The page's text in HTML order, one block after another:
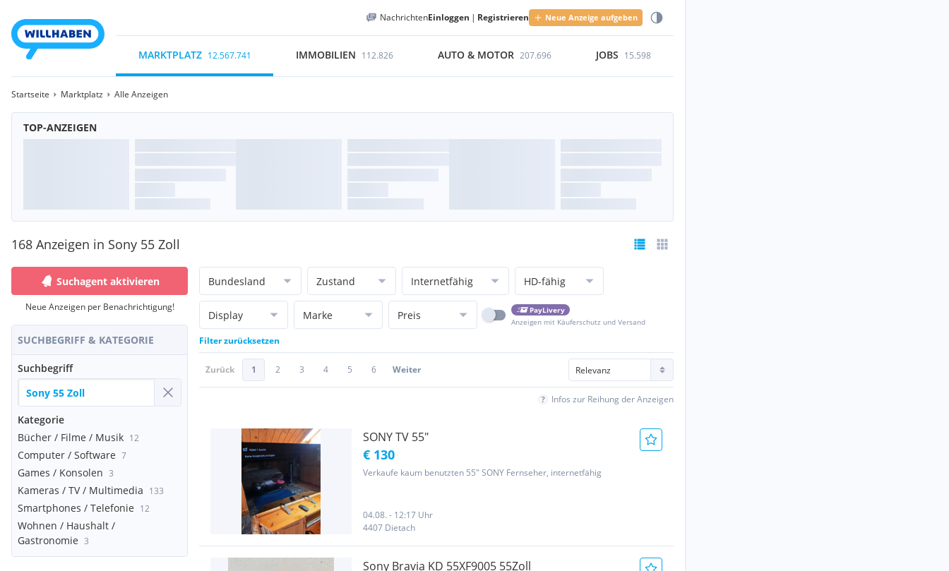
NachrichtenEinloggen | Registrieren Neue Anzeige aufgeben
MARKTPLATZ 12.567.741 IMMOBILIEN 112.826 AUTO & MOTOR 207.696 JOBS 15.598
Startseite Marktplatz Alle Anzeigen
TOP-ANZEIGEN
168 Anzeigen in Sony 55 Zoll
Suchagent aktivieren
Neue Anzeigen per Benachrichtigung!
SUCHBEGRIFF & KATEGORIE
Suchbegriff
Kategorie
Bücher / Filme / Musik 12
Computer / Software 7
Games / Konsolen 3
Kameras / TV / Multimedia 133
Smartphones / Telefonie 12
Wohnen / Haushalt /
Gastronomie 3
Bundesland Zustand Internetfähig HD-fähig
Display Marke Preis
PayLivery
Anzeigen mit Käuferschutz und Versand
Filter zurücksetzen
Zurück 1 2 3 4 5 6 Weiter
Infos zur Reihung der Anzeigen
SONY TV 55"
€ 130
Verkaufe kaum benutzten 55" SONY Fernseher, internetfähig
04.08. - 12:17 Uhr
4407 Dietach
Sony Bravia KD 55XF9005 55Zoll